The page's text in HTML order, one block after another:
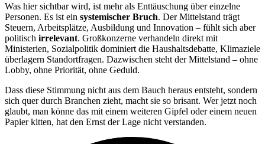
Was hier sichtbar wird, ist mehr als Enttäuschung über einzelne
Personen. Es ist ein systemischer Bruch. Der Mittelstand trägt
Steuern, Arbeitsplätze, Ausbildung und Innovation – fühlt sich aber
politisch irrelevant. Großkonzerne verhandeln direkt mit
Ministerien, Sozialpolitik dominiert die Haushaltsdebatte, Klimaziele
überlagern Standortfragen. Dazwischen steht der Mittelstand – ohne
Lobby, ohne Priorität, ohne Geduld.
Dass diese Stimmung nicht aus dem Bauch heraus entsteht, sondern
sich quer durch Branchen zieht, macht sie so brisant. Wer jetzt noch
glaubt, man könne das mit einem weiteren Gipfel oder einem neuen
Papier kitten, hat den Ernst der Lage nicht verstanden.